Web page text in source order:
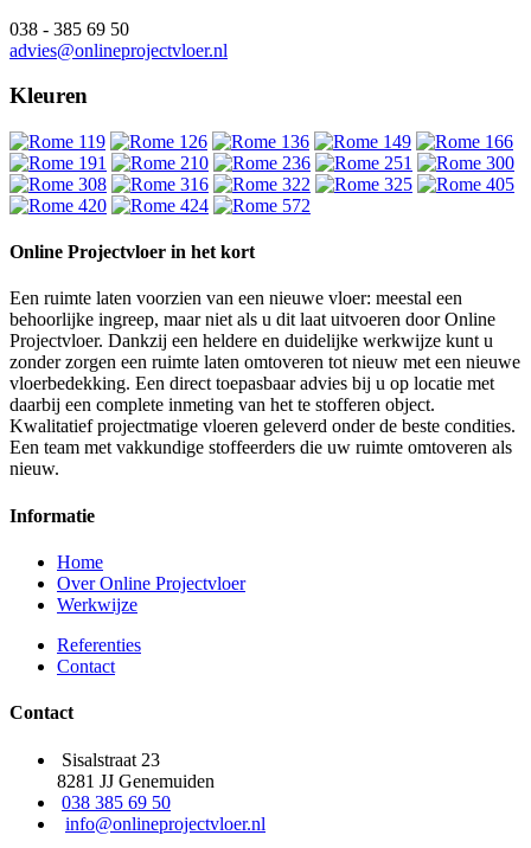
038 - 385 69 50
advies@onlineprojectvloer.nl
Kleuren
Online Projectvloer in het kort
Een ruimte laten voorzien van een nieuwe vloer: meestal een
behoorlijke ingreep, maar niet als u dit laat uitvoeren door Online
Projectvloer. Dankzij een heldere en duidelijke werkwijze kunt u
zonder zorgen een ruimte laten omtoveren tot nieuw met een nieuwe
vloerbedekking. Een direct toepasbaar advies bij u op locatie met
daarbij een complete inmeting van het te stofferen object.
Kwalitatief projectmatige vloeren geleverd onder de beste condities.
Een team met vakkundige stoffeerders die uw ruimte omtoveren als
nieuw.
Informatie
Home
Over Online Projectvloer
Werkwijze
Referenties
Contact
Contact
Sisalstraat 23
8281 JJ Genemuiden
038 385 69 50
info@onlineprojectvloer.nl